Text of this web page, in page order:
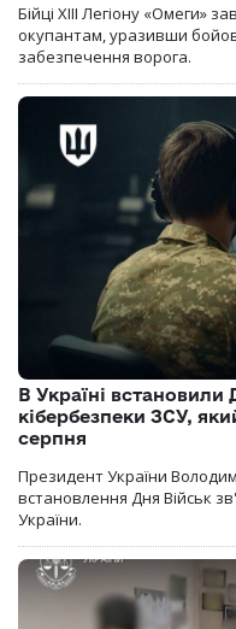
Бійці ХІІІ Легіону «Омеги»
окупантам, уразивши
забезпечення ворога.
В Україні встановили
кібербезпеки ЗСУ,
серпня
Президент України
встановлення Дня Військ
України.